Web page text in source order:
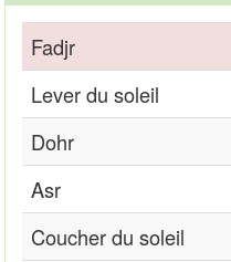
Fadjr
Lever du soleil
Dohr
Asr
Coucher du soleil